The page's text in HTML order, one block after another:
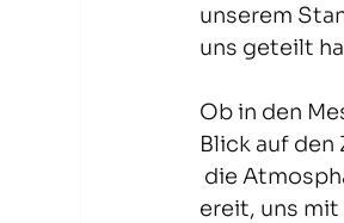
unserem
uns geteilt
Ob in den
Blick auf
die
ereit, uns